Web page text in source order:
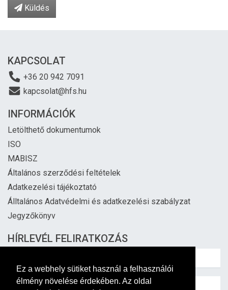
Ez a webhely sütiket használ a felhasználói
élmény növelése érdekében. Az oldal
Küldés
KAPCSOLAT
+36 20 942 7091
kapcsolat@hfs.hu
INFORMÁCIÓK
Letölthető dokumentumok
ISO
MABISZ
Általános szerződési feltételek
Adatkezelési tájékoztató
Álltalános Adatvédelmi és adatkezelési szabályzat
Jegyzőkönyv
HÍRLEVÉL FELIRATKOZÁS